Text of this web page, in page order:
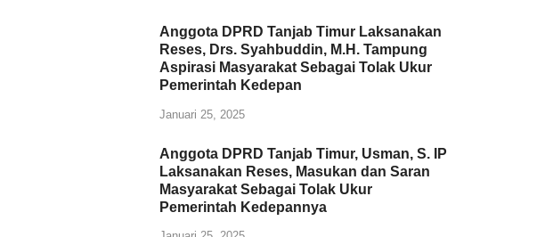
Anggota DPRD Tanjab Timur Laksanakan
Reses, Drs. Syahbuddin, M.H. Tampung
Aspirasi Masyarakat Sebagai Tolak Ukur
Pemerintah Kedepan
Januari 25, 2025
Anggota DPRD Tanjab Timur, Usman, S. IP
Laksanakan Reses, Masukan dan Saran
Masyarakat Sebagai Tolak Ukur
Pemerintah Kedepannya